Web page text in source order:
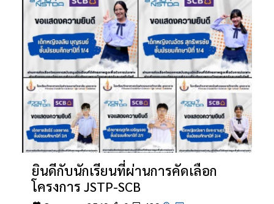
ยินดีกับนักเรียนที่ผ่านการคัดเลือก
โครงการ JSTP-SCB